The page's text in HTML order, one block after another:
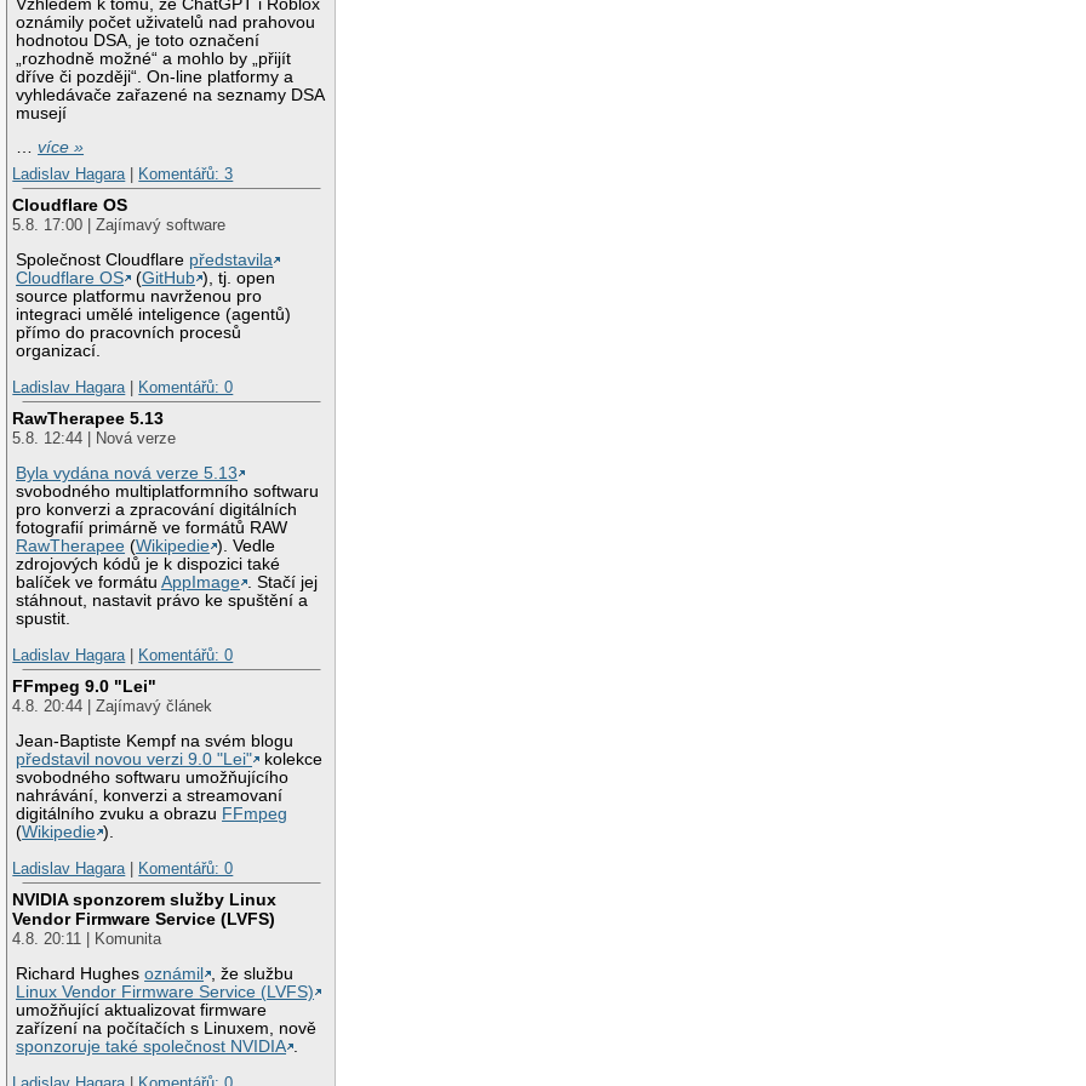
Vzhledem k tomu, že ChatGPT i Roblox
oznámily počet uživatelů nad prahovou
hodnotou DSA, je toto označení
„rozhodně možné“ a mohlo by „přijít
dříve či později“. On-line platformy a
vyhledávače zařazené na seznamy DSA
musejí
…více »
Ladislav Hagara
Komentářů: 3
Cloudflare OS
5.8. 17:00 | Zajímavý software
Společnost Cloudflare představila
Cloudflare OS
(GitHub ), tj. open
source platformu navrženou pro
integraci umělé inteligence (agentů)
přímo do pracovních procesů
organizací.
Ladislav Hagara
Komentářů: 0
RawTherapee 5.13
5.8. 12:44 | Nová verze
Byla vydána nová verze 5.13
svobodného multiplatformního softwaru
pro konverzi a zpracování digitálních
fotografií primárně ve formátů RAW
RawTherapee (Wikipedie ). Vedle
zdrojových kódů je k dispozici také
balíček ve formátuAppImage . Stačí jej
stáhnout, nastavit právo ke spuštění a
spustit.
Ladislav Hagara
Komentářů: 0
FFmpeg 9.0 "Lei"
4.8. 20:44 | Zajímavý článek
Jean-Baptiste Kempf na svém blogu
představil novou verzi 9.0 "Lei"
kolekce
svobodného softwaru umožňujícího
nahrávání, konverzi a streamovaní
digitálního zvuku a obrazu FFmpeg
(Wikipedie ).
Ladislav Hagara
Komentářů: 0
NVIDIA sponzorem služby Linux
Vendor Firmware Service (LVFS)
4.8. 20:11 | Komunita
Richard Hughesoznámil
, že službu
Linux Vendor Firmware Service (LVFS)
umožňující aktualizovat firmware
zařízení na počítačích s Linuxem, nově
sponzoruje také společnost NVIDIA .